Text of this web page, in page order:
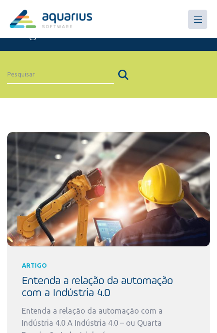
Artigos
ARTIGO
Entenda a relação da automação
com a Indústria 4.0
Entenda a relação da automação com a
Indústria 4.0 A Indústria 4.0 – ou Quarta